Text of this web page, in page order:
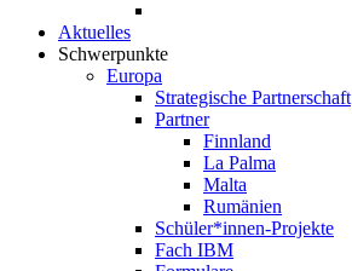
Aktuelles
Schwerpunkte
Europa
Strategische Partnerschaft
Partner
Finnland
La Palma
Malta
Rumänien
Schüler*innen-Projekte
Fach IBM